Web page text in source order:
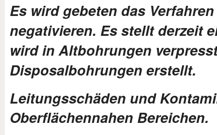
Es wird gebeten das
negativieren. Es stellt derzeit
wird in Altbohrungen
Disposalbohrungen erstellt.
Leitungsschäden und
Oberflächennahen Bereichen.